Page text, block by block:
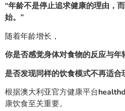
“年龄不是停止追求健康的理由，
始。”
随着年龄增长，
你是否感觉身体对食物的反应与年
是否发现同样的饮食模式不再适合
根据澳大利亚官方健康平台
康饮食至关重要。